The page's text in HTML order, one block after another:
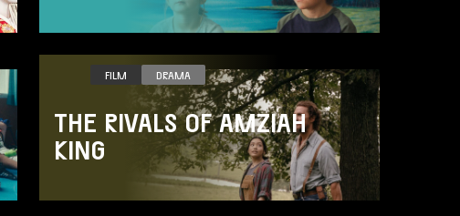
FILM DRAMA
THE RIVALS OF AMZIAH
KING